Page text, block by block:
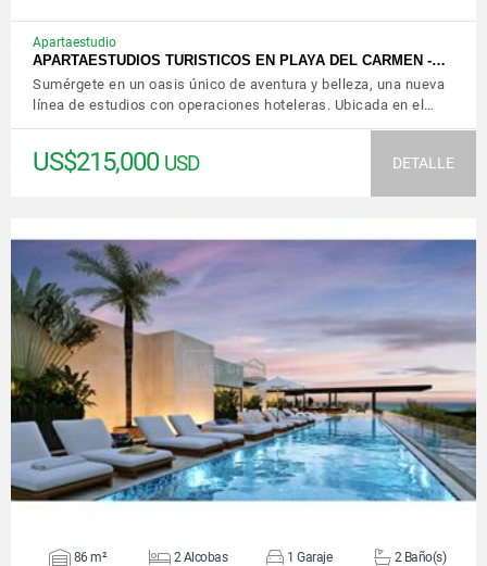
Apartaestudio
APARTAESTUDIOS TURISTICOS EN PLAYA DEL CARMEN -…
Sumérgete en un oasis único de aventura y belleza, una nueva
línea de estudios con operaciones hoteleras. Ubicada en el…
US$215,000 USD DETALLE
VER DETALLES
86 m² 2 Alcobas 1 Garaje 2 Baño(s)